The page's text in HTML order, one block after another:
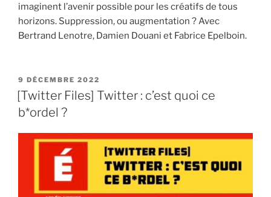
imaginent l’avenir possible pour les créatifs de tous
horizons. Suppression, ou augmentation ? Avec
Bertrand Lenotre, Damien Douani et Fabrice Epelboin.
PUBLIÉ
LE
9 DÉCEMBRE 2022
[Twitter Files] Twitter : c’est quoi ce
b*ordel ?